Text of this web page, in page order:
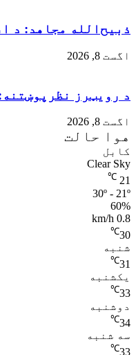
ذبیح‌الله مجاهد: د
اگست 8, 2026
د رویټرز
اگست 8, 2026
هوا حالت
کابل
Clear Sky
21
℃
30º - 21º
60%
0.8 km/h
30
℃
شنبه
31
℃
یکشنبه
33
℃
دوشنبه
34
℃
سه شنبه
33
℃